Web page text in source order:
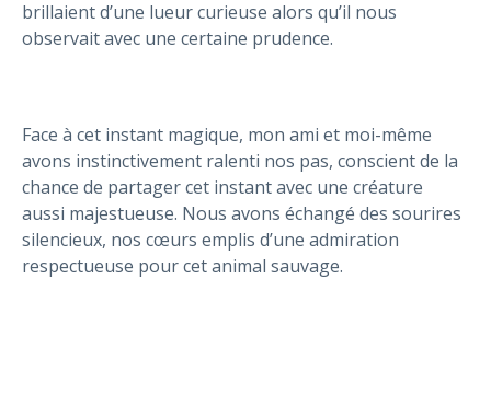
brillaient d’une lueur curieuse alors qu’il nous
observait avec une certaine prudence.
Face à cet instant magique, mon ami et moi-même
avons instinctivement ralenti nos pas, conscient de la
chance de partager cet instant avec une créature
aussi majestueuse. Nous avons échangé des sourires
silencieux, nos cœurs emplis d’une admiration
respectueuse pour cet animal sauvage.